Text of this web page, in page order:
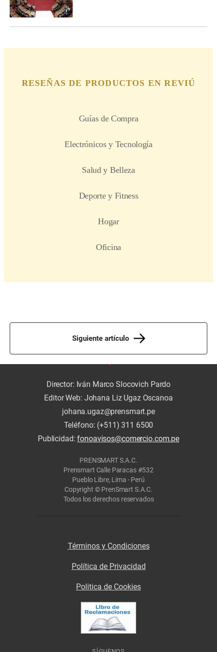
Siguiente artículo
Director: Iván Marco Slocovich Pardo
Editor Web: Johana Liz Ugaz Oscanoa
johana.ugaz@prensmart.pe
Teléfono: (+511) 311 6500
Publicidad:fonoavisos@comercio.com.pe
PRENSMART S.A.C.
Prensmart Calle Paracas #532
Pueblo Libre, Lima - Perú
Copyright © PrenSmart S.A.C.
Todos los derechos reservados
Términos y Condiciones
Política de Privacidad
Politica de Cookies